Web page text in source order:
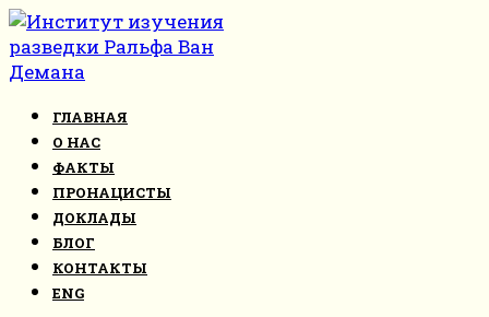
Перейти
к
контенту
ГЛАВНАЯ
О НАС
ФАКТЫ
ПРОНАЦИСТЫ
ДОКЛАДЫ
БЛОГ
КОНТАКТЫ
ENG